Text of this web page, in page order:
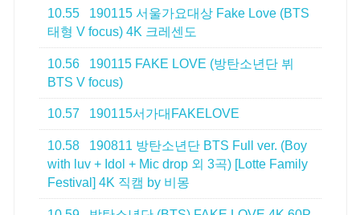
10.55
190115 서울가요대상 Fake Love (BTS
태형 V focus) 4K 크레센도
10.56
190115 FAKE LOVE (방탄소년단 뷔
BTS V focus)
10.57 190115서가대FAKELOVE
10.58
190811 방탄소년단 BTS Full ver. (Boy
with luv + Idol + Mic drop 외 3곡) [Lotte Family
Festival] 4K 직캠 by 비몽